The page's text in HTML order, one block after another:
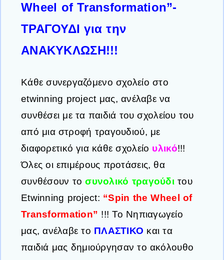
Wheel of Transformation”-
ΤΡΑΓΟΥΔΙ για την
ΑΝΑΚΥΚΛΩΣΗ!!!
Κάθε συνεργαζόμενο σχολείο στο
etwinning project μας, ανέλαβε να
συνθέσει με τα παιδιά του σχολείου του
από μια στροφή τραγουδιού, με
διαφορετικό για κάθε σχολείο υλικό!!!
Όλες οι επιμέρους προτάσεις, θα
συνθέσουν το συνολικό τραγούδι του
Etwinning project: “Spin the Wheel of
Transformation” !!! Το Νηπιαγωγείο
μας, ανέλαβε το ΠΛΑΣΤΙΚΟ και τα
παιδιά μας δημιούργησαν το ακόλουθο